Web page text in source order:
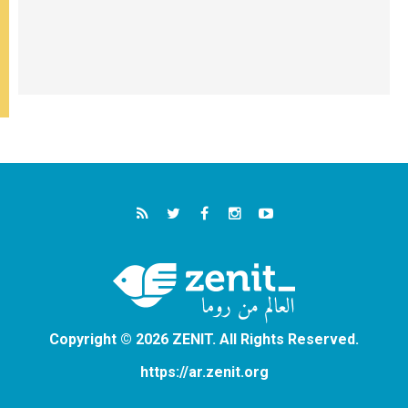
Copyright © 2026 ZENIT. All Rights Reserved.
https://ar.zenit.org